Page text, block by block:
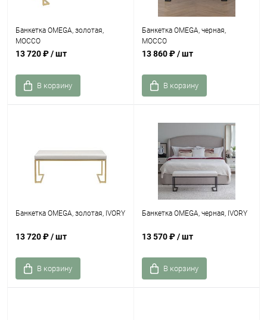
Банкетка OMEGA, золотая,
MOCCO
13 720 ₽/ шт
В корзину
Банкетка OMEGA, черная,
MOCCO
13 860 ₽/ шт
В корзину
Банкетка OMEGA, золотая, IVORY
13 720 ₽/ шт
В корзину
Банкетка OMEGA, черная, IVORY
13 570 ₽/ шт
В корзину